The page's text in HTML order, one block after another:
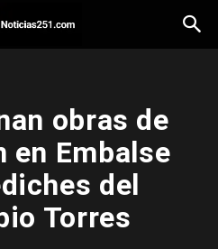
obras de
en Embalse
del
Torres